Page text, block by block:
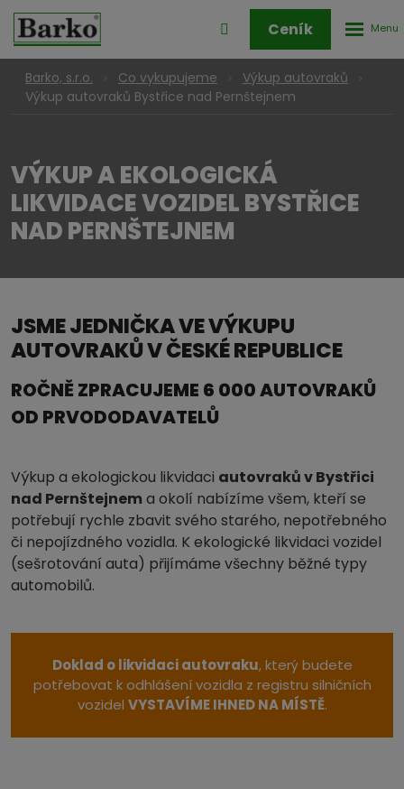
Přihlášení
klienstké
zóny
Ceník
Barko, s.r.o. Co vykupujeme
Výkup autovraků
Výkup autovraků Bystřice nad Pernštejnem
VÝKUP A EKOLOGICKÁ
LIKVIDACE VOZIDEL BYSTŘICE
NAD PERNŠTEJNEM
JSME JEDNIČKA VE VÝKUPU
AUTOVRAKŮ V ČESKÉ REPUBLICE
ROČNĚ ZPRACUJEME 6 000 AUTOVRAKŮ
OD PRVODODAVATELŮ
Výkup a ekologickou likvidaci autovraků v Bystřici
nad Pernštejnem a okolí nabízíme všem, kteří se
potřebují rychle zbavit svého starého, nepotřebného
či nepojízdného vozidla. K ekologické likvidaci vozidel
(sešrotování auta) přijímáme všechny běžné typy
automobilů.
Doklad o likvidaci autovraku, který budete
potřebovat k odhlášení vozidla z registru silničních
vozidel VYSTAVÍME IHNED NA MÍSTĚ.